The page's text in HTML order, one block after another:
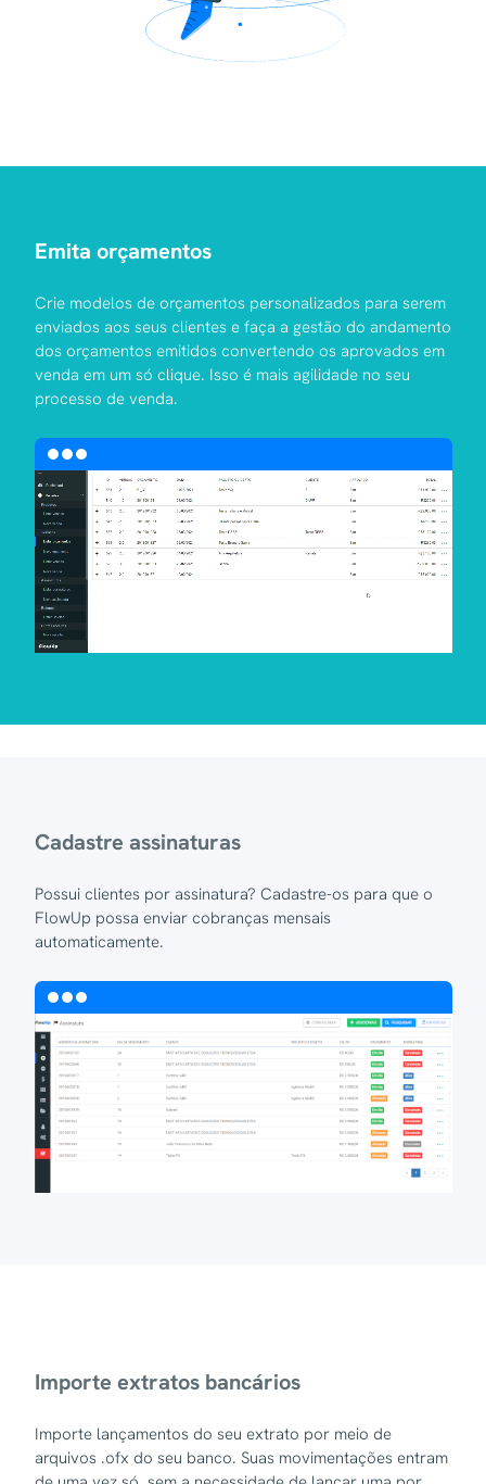
Emita orçamentos
Crie modelos de orçamentos personalizados para serem
enviados aos seus clientes e faça a gestão do andamento
dos orçamentos emitidos convertendo os aprovados em
venda em um só clique. Isso é mais agilidade no seu
processo de venda.
Cadastre assinaturas
Possui clientes por assinatura? Cadastre-os para que o
FlowUp possa enviar cobranças mensais
automaticamente.
Importe extratos bancários
Importe lançamentos do seu extrato por meio de
arquivos .ofx do seu banco. Suas movimentações entram